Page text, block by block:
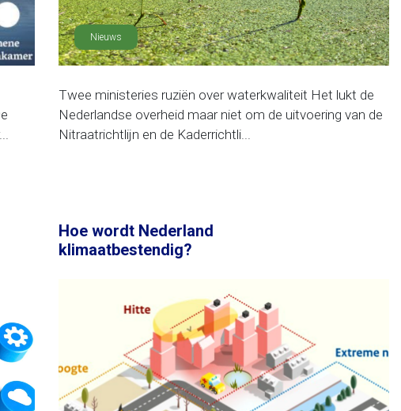
Nieuws
Twee ministeries ruziën over waterkwaliteit Het lukt de
Nederlandse overheid maar niet om de uitvoering van de
Nitraatrichtlijn en de Kaderrichtli...
Hoe wordt Nederland
klimaatbestendig?